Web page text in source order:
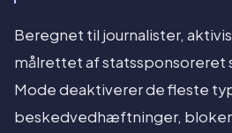
Beregnet til journalister,
målrettet af statssponsoreret
Mode deaktiverer de fleste
beskedvedhæftninger,